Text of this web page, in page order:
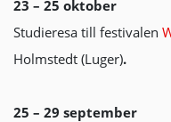
23 – 25 oktober
Studieresa till festivalen
Holmstedt (Luger).
25 – 29 september